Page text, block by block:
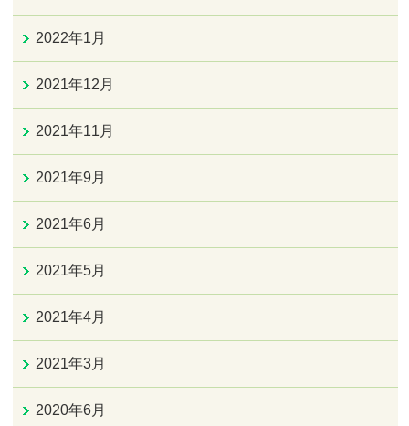
2022年1月
2021年12月
2021年11月
2021年9月
2021年6月
2021年5月
2021年4月
2021年3月
2020年6月